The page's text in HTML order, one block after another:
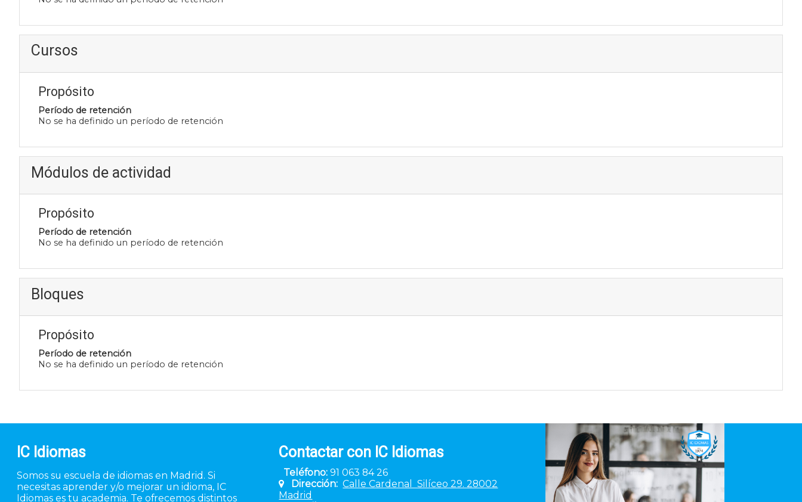
Cursos
Propósito
Período de retención
No se ha definido un período de retención
Módulos de actividad
Propósito
Período de retención
No se ha definido un período de retención
Bloques
Propósito
Período de retención
No se ha definido un período de retención
IC Idiomas
Somos su escuela de idiomas en Madrid. Si
necesitas aprender y/o mejorar un idioma, IC
Idiomas es tu academia. Te ofrecemos distintos
Contactar con IC Idiomas
Teléfono:91 063 84 26
Dirección: Calle Cardenal Silíceo 29. 28002
Madrid